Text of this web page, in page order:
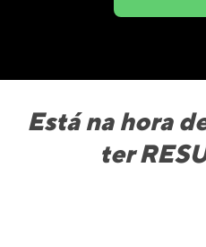
Está na hora
ter